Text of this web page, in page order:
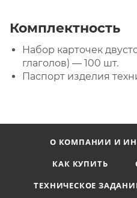
Комплектность
Набор карточек
глаголов) — 100 шт.
Паспорт изделия
О КОМПАНИИ И
КАК КУПИТЬ
ТЕХНИЧЕСКОЕ